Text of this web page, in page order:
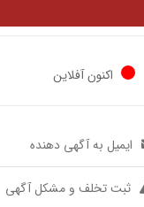
اکنون آفلاین
ایمیل به آگهی دهنده
ثبت تخلف و مشکل آگهی